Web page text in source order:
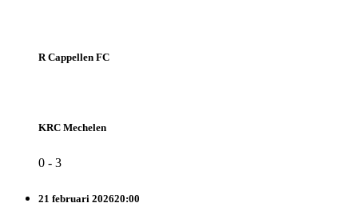
R Cappellen FC
KRC Mechelen
0 - 3
21 februari 202620:00